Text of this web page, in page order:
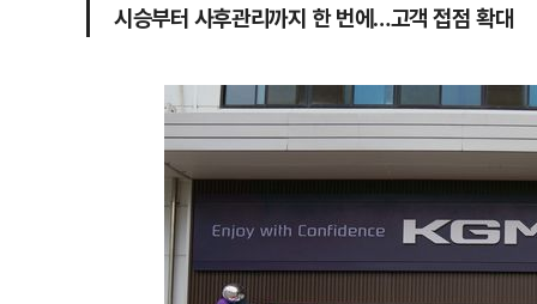
시승부터 사후관리까지 한 번에…고객 접점 확대